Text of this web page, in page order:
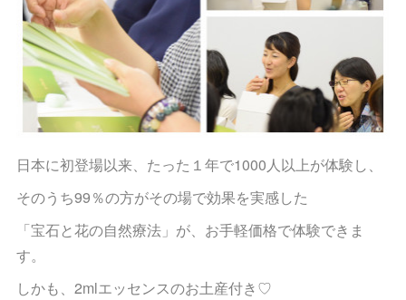
日本に初登場以来、たった１年で1000人以上が体験し、
そのうち99％の方がその場で効果を実感した
「宝石と花の自然療法」が、お手軽価格で体験できま
す。
しかも、2mlエッセンスのお土産付き♡